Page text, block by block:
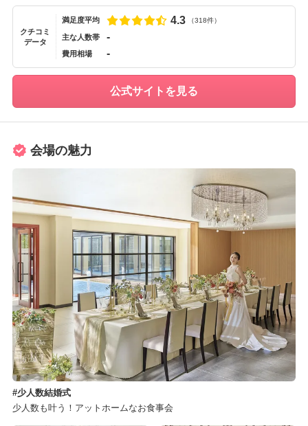
クチコミ
データ
満足度平均 4.3 （318件）
主な人数帯 -
費用相場 -
公式サイトを見る
会場の魅力
少人数結婚式
少人数も叶う！アットホームなお食事会